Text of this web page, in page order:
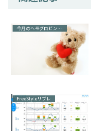
今月のヘモグロビンA1c
FreeStyleリブレ